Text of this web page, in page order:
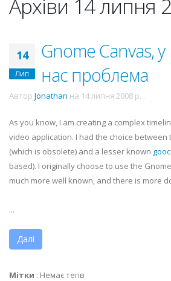
Архіви 14 липня
14
Лип
Gnome Canvas, у
нас проблема
Автор Jonathan на 14 липня 2008 р. .
As you know, I am creating a complex
video application. I had the choice between
(which is obsolete) and a lesser known
based). I originally choose to use the
much more well known, and there is more
...
Далі
Мітки : Немає тегів